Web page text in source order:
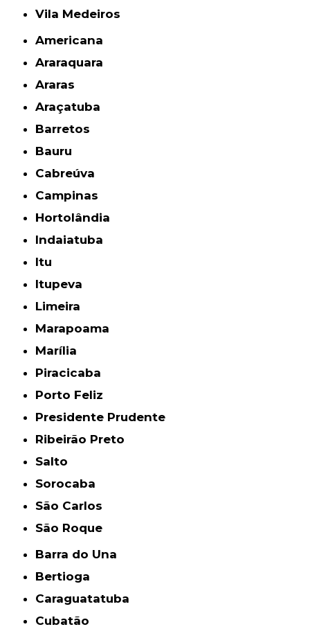
Vila Medeiros
Americana
Araraquara
Araras
Araçatuba
Barretos
Bauru
Cabreúva
Campinas
Hortolândia
Indaiatuba
Itu
Itupeva
Limeira
Marapoama
Marília
Piracicaba
Porto Feliz
Presidente Prudente
Ribeirão Preto
Salto
Sorocaba
São Carlos
São Roque
Barra do Una
Bertioga
Caraguatatuba
Cubatão